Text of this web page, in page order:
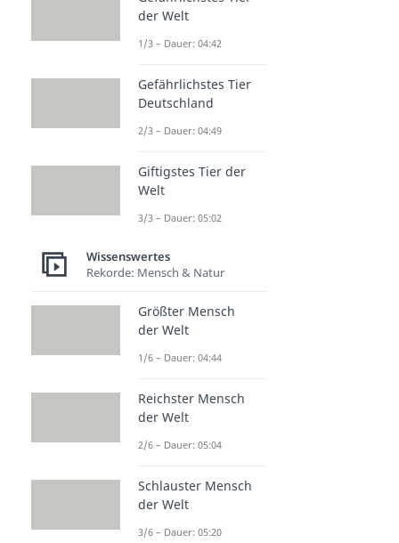
der Welt
1/3 – Dauer: 04:42
Gefährlichstes Tier
Deutschland
2/3 – Dauer: 04:49
Giftigstes Tier der
Welt
3/3 – Dauer: 05:02
Wissenswertes
Rekorde: Mensch & Natur
Größter Mensch
der Welt
1/6 – Dauer: 04:44
Reichster Mensch
der Welt
2/6 – Dauer: 05:04
Schlauster Mensch
der Welt
3/6 – Dauer: 05:20